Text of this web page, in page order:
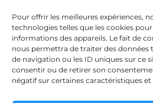
Pour offrir les meilleures expériences,
technologies telles que les cookies
informations des appareils. Le fait de
nous permettra de traiter des
de navigation ou les ID uniques sur ce
consentir ou de retirer son
négatif sur certaines caractéristiques
ADMINISTRATIF
VIE ASSOCIATIVE
PARTENARIATS
CONTACT
PRÉ-INSCRIPTION
ÉCOLE
COLLÈGE
LYCÉE
POLITIQUE DE